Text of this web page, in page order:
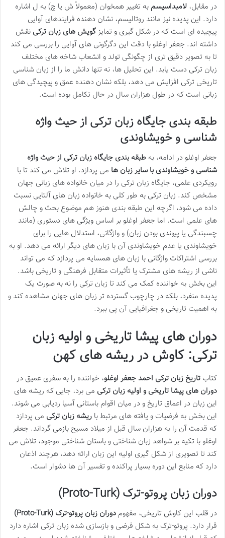
در مقابل، لامبداسیسم به تغییر همخوان (معمولاً ش یا چ) به ل اشاره
دارد. این پدیده نیز مانند روتالیسم، نشان دهنده فرایندهای آوایی
پیچیده ای است که در شکل گیری و تمایزگویش های زبان ترکی نقش
داشته اند. جعفر اوغلو با دقت این دگرگونی های آوایی را بررسی می کند
تا به تصویر دقیق تری از چگونگی تولد و انشعاب شاخه های مختلف
زبان ترکی دست یابد. این تحلیل ها، نه تنها دانش ما را از زبان شناسی
تاریخی ترکی افزایش می دهد، بلکه نشان دهنده عمق و پیچیدگی های
زبانی است که در طول هزاران سال در حال تکامل بوده است.
طبقه بندی جایگاه زبان ترکی از حیث واژه
شناسی و خویشاوندی
جعفر اوغلو در ادامه، به طبقه بندی جایگاه زبان ترکی از حیث واژه
شناسی و خویشاوندی با سایر زبان ها می پردازد. او تلاش می کند تا با
رویکردی علمی، جایگاه زبان ترکی را در میان خانواده های زبانی جهان
مشخص کند. زبان ترکی به طور کلی به خانواده زبان های آلتایی نسبت
داده می شود، اگرچه این طبقه بندی هنوز هم موضوع بحث و چالش
های علمی است. اما جعفر اوغلو بر اساس ویژگی های دستوری (مانند
چسبندگی یا پیوندی بودن زبان) و واژگانی، استدلال هایی را برای
خویشاوندی یا عدم خویشاوندی آن با زبان های دیگر ارائه می دهد. او به
بررسی اشتراکات واژگانی با زبان های همسایه می پردازد که می تواند
ناشی از ریشه های مشترک یا تأثیرات متقابل فرهنگی و تاریخی باشد.
این بخش به خواننده کمک می کند تا زبان ترکی را نه به صورت یک
پدیده منفرد، بلکه در چارچوب گسترده تر زبان های جهان مشاهده کند و
به اهمیت تاریخی و جغرافیایی آن پی ببرد.
دوران های پیشا تاریخی و اولیه زبان
ترکی: کاوش در ریشه های کهن
کتاب تاریخ زبان ترکی احمد جعفر اوغلو، خواننده را به سفری عمیق در
دوران های پیشا تاریخی و اولیه زبان ترکی می برد، جایی که ریشه های
این زبان در اعماق تاریخ و در میان اقوام باستانی آسیا ردیابی می شوند.
این بخش به فرضیات و یافته های مرتبط با ریشه زبان ترکی می پردازد
که قدمت آن را به هزاران سال قبل از میلاد مسیح بازمی گرداند. جعفر
اوغلو با تکیه بر شواهد زبان شناختی و باستان شناختی موجود، تلاش می
کند تا تصویری از شکل گیری اولیه این زبان ارائه دهد، هرچند اذعان
دارد که منابع این دوره بسیار پراکنده و تفسیر آن ها دشوار است.
دوران زبان پروتو-ترک (Proto-Turk)
در قلب این کاوش تاریخی، مفهوم دوران زبان پروتو-ترک (Proto-Turk)
قرار دارد. پروتو-ترک به شکل فرضی و بازسازی شده زبان ترکی اشاره دارد